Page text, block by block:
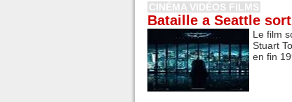
CINÉMA VIDÉOS FILMS
Bataille a Seattle
Le film
Stuart
en fin